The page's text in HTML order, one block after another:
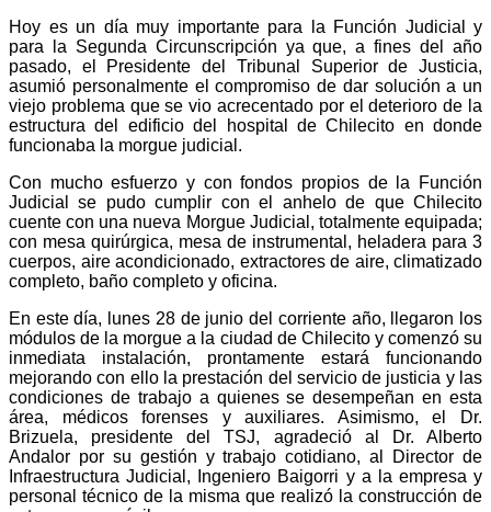
Hoy es un día muy importante para la Función Judicial y
para la Segunda Circunscripción ya que, a fines del año
pasado, el Presidente del Tribunal Superior de Justicia,
asumió personalmente el compromiso de dar solución a un
viejo problema que se vio acrecentado por el deterioro de la
estructura del edificio del hospital de Chilecito en donde
funcionaba la morgue judicial.
Con mucho esfuerzo y con fondos propios de la Función
Judicial se pudo cumplir con el anhelo de que Chilecito
cuente con una nueva Morgue Judicial, totalmente equipada;
con mesa quirúrgica, mesa de instrumental, heladera para 3
cuerpos, aire acondicionado, extractores de aire, climatizado
completo, baño completo y oficina.
En este día, lunes 28 de junio del corriente año, llegaron los
módulos de la morgue a la ciudad de Chilecito y comenzó su
inmediata instalación, prontamente estará funcionando
mejorando con ello la prestación del servicio de justicia y las
condiciones de trabajo a quienes se desempeñan en esta
área, médicos forenses y auxiliares. Asimismo, el Dr.
Brizuela, presidente del TSJ, agradeció al Dr. Alberto
Andalor por su gestión y trabajo cotidiano, al Director de
Infraestructura Judicial, Ingeniero Baigorri y a la empresa y
personal técnico de la misma que realizó la construcción de